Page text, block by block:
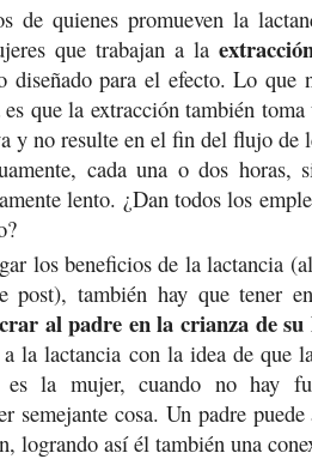
de quienes promueven la
que trabajan a la
diseñado para el efecto. Lo
es que la extracción también
y no resulte en el fin del flujo de
cada una o dos horas,
lento. ¿Dan todos los
los beneficios de la lactancia
post), también hay que tener
al padre en la crianza de
a la lactancia con la idea de que
es la mujer, cuando no hay
semejante cosa. Un padre
logrando así él también una